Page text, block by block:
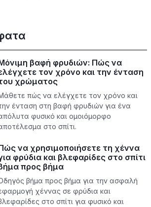
βαφή φρυδιών: Πώς να
τον χρόνο και την ένταση
χρώματος
πώς να ελέγχετε τον χρόνο και
ένταση στη βαφή φρυδιών για ένα
φυσικό και ομοιόμορφο
στο σπίτι.
να χρησιμοποιήσετε τη χέννα
φρύδια και βλεφαρίδες στο σπίτι
προς βήμα
βήμα προς βήμα για την ασφαλή
χέννας σε φρύδια και
στο σπίτι για φυσικό και